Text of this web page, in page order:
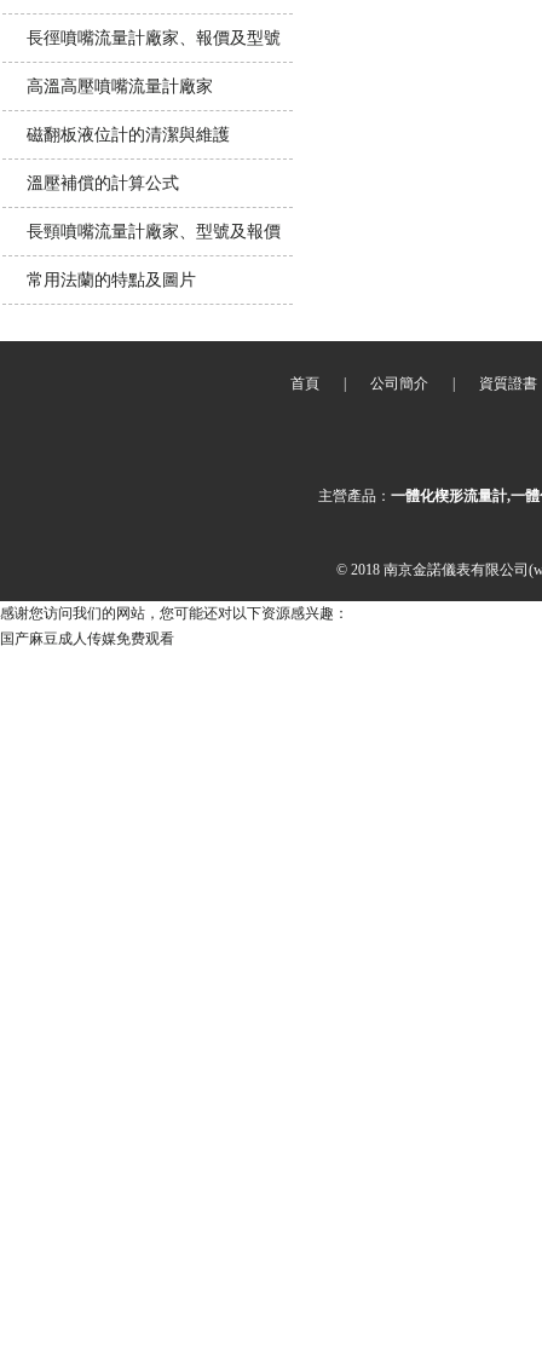
長徑噴嘴流量計廠家、報價及型號
高溫高壓噴嘴流量計廠家
磁翻板液位計的清潔與維護
溫壓補償的計算公式
長頸噴嘴流量計廠家、型號及報價
常用法蘭的特點及圖片
首頁 公司簡介 資質證書
主營產品：一體化楔形流量計,一
© 2018 南京金諾儀表有限公司
感谢您访问我们的网站，您可能还对以下资源感兴趣：
国产麻豆成人传媒免费观看